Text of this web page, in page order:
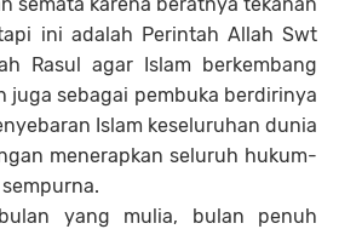
ini adalah Perintah Allah Swt
Rasul agar Islam berkembang
juga sebagai pembuka berdirinya
Islam keseluruhan dunia
menerapkan seluruh hukum-
yang mulia, bulan penuh